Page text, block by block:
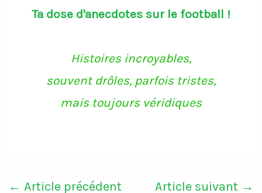
Ta dose d'anecdotes sur le football !
Histoires incroyables,
souvent drôles, parfois tristes,
mais toujours véridiques
← Article précédent Article suivant →